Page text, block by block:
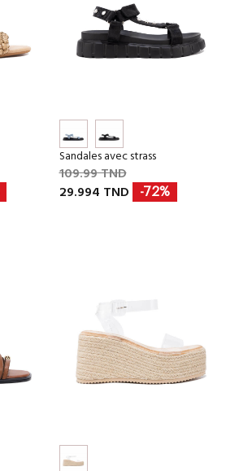
Sandales avec strass
109.99 TND
29.994 TND
-72%